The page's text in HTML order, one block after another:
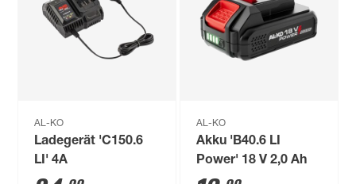
AL-KO
Ladegerät 'C150.6
LI' 4A
AL-KO
Akku 'B40.6 LI
Power' 18 V 2,0 Ah